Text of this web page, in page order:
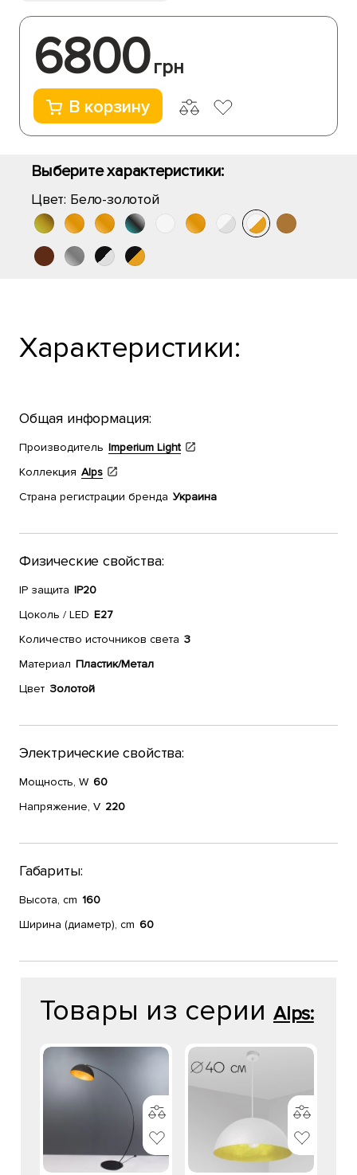
6800грн
В корзину
Выберите характеристики:
Цвет: Бело-золотой
Характеристики:
Общая информация:
Производитель Imperium Light
Коллекция Alps
Страна регистрации бренда Украина
Физические свойства:
IP защита IP20
Цоколь / LED E27
Количество источников света 3
Материал Пластик/Метал
Цвет Золотой
Электрические свойства:
Мощность, W 60
Напряжение, V 220
Габариты:
Высота, cm 160
Ширина (диаметр), cm 60
Товары из серии Alps: